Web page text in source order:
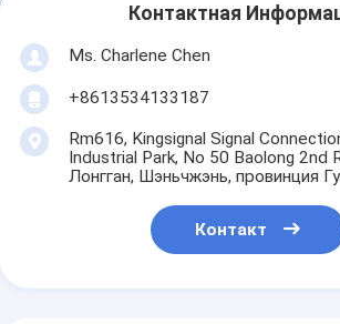
Контактная
Ms. Charlene Chen
+8613534133187
Rm616, Kingsignal Signal
Industrial Park, No 50 Baolong 2nd
Лонгган, Шэньчжэнь, провинция
Контакт